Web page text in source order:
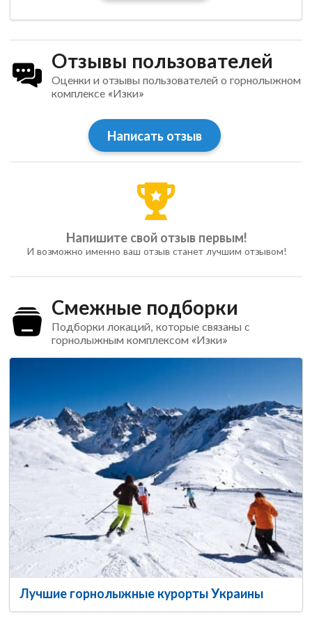
Отзывы пользователей
Оценки и отзывы пользователей о горнолыжном
комплексе «Изки»
Написать отзыв
Напишите свой отзыв первым!
И возможно именно ваш отзыв станет лучшим отзывом!
Смежные подборки
Подборки локаций, которые связаны с
горнолыжным комплексом «Изки»
Лучшие горнолыжные курорты Украины